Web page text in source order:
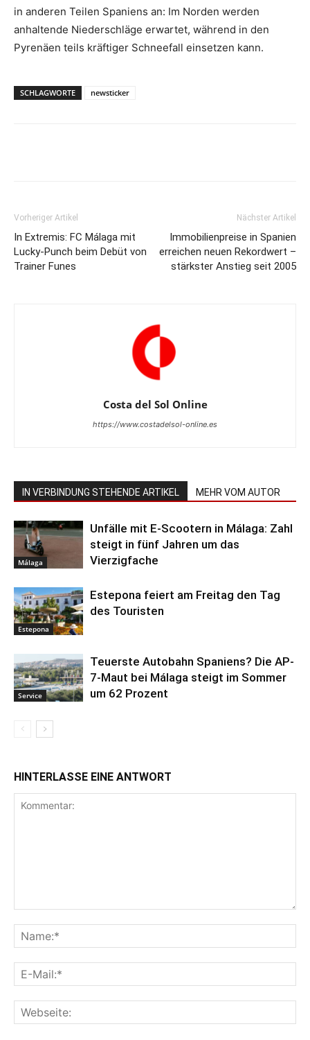
in anderen Teilen Spaniens an: Im Norden werden
anhaltende Niederschläge erwartet, während in den
Pyrenäen teils kräftiger Schneefall einsetzen kann.
SCHLAGWORTE newsticker
Vorheriger Artikel
In Extremis: FC Málaga mit
Lucky-Punch beim Debüt von
Trainer Funes
Nächster Artikel
Immobilienpreise in Spanien
erreichen neuen Rekordwert –
stärkster Anstieg seit 2005
Costa del Sol Online
https://www.costadelsol-online.es
IN VERBINDUNG STEHENDE ARTIKEL MEHR VOM AUTOR
Málaga
Unfälle mit E-Scootern in Málaga: Zahl
steigt in fünf Jahren um das
Vierzigfache
Estepona
Estepona feiert am Freitag den Tag
des Touristen
Service
Teuerste Autobahn Spaniens? Die AP-
7-Maut bei Málaga steigt im Sommer
um 62 Prozent
HINTERLASSE EINE ANTWORT